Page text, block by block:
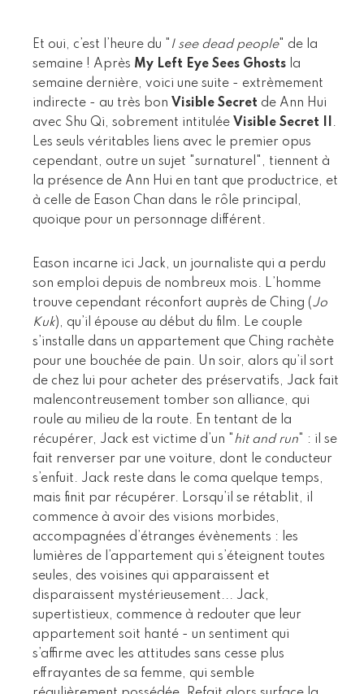
Et oui, c’est l’heure du " I see dead people" de la
semaine ! Après My Left Eye Sees Ghosts la
semaine dernière, voici une suite - extrèmement
indirecte - au très bon Visible Secret de Ann Hui
avec Shu Qi, sobrement intitulée Visible Secret II
.
Les seuls véritables liens avec le premier opus
cependant, outre un sujet "surnaturel", tiennent à
la présence de Ann Hui en tant que productrice, et
à celle de Eason Chan dans le rôle principal,
quoique pour un personnage différent.
Eason incarne ici Jack, un journaliste qui a perdu
son emploi depuis de nombreux mois. L’homme
trouve cependant réconfort auprès de Ching (Jo
Kuk), qu’il épouse au début du film. Le couple
s’installe dans un appartement que Ching rachète
pour une bouchée de pain. Un soir, alors qu’il sort
de chez lui pour acheter des préservatifs, Jack fait
malencontreusement tomber son alliance, qui
roule au milieu de la route. En tentant de la
récupérer, Jack est victime d’un " hit and run " : il se
fait renverser par une voiture, dont le conducteur
s’enfuit. Jack reste dans le coma quelque temps,
mais finit par récupérer. Lorsqu’il se rétablit, il
commence à avoir des visions morbides,
accompagnées d’étranges évènements : les
lumières de l’appartement qui s’éteignent toutes
seules, des voisines qui apparaissent et
disparaissent mystérieusement... Jack,
supertistieux, commence à redouter que leur
appartement soit hanté - un sentiment qui
s’affirme avec les attitudes sans cesse plus
effrayantes de sa femme, qui semble